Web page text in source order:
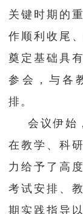
学生工作
学校官网
关键时期的
作顺利收尾
奠定基础具
参会，与各
排。
会议伊始
在教学、科
力给予了高
考试安排、
期实践指导